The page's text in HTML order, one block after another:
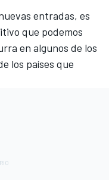
entradas, es
que podemos
en algunos de los
los países que